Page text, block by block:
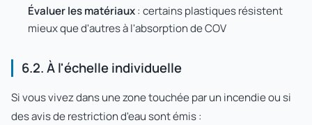
Évaluer les matériaux: certains plastiques résistent
mieux que d'autres à l'absorption de COV
6.2. À l'échelle individuelle
Si vous vivez dans une zone touchée par un incendie ou si
des avis de restriction d'eau sont émis :